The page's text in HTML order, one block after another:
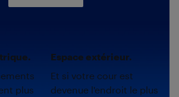
plus
Espace extérieur.
Et si votre cour est
devenue l'endroit le plus